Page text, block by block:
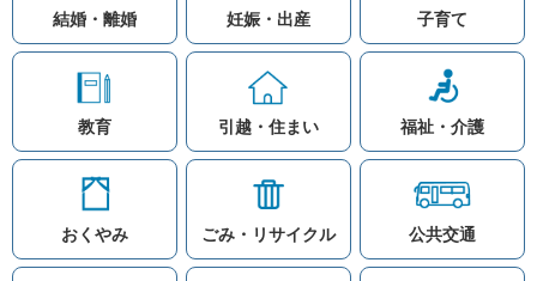
結婚・離婚 妊娠・出産 子育て
教育 引越・住まい 福祉・介護
おくやみ ごみ・リサイクル 公共交通
お問い合わせ リンク集